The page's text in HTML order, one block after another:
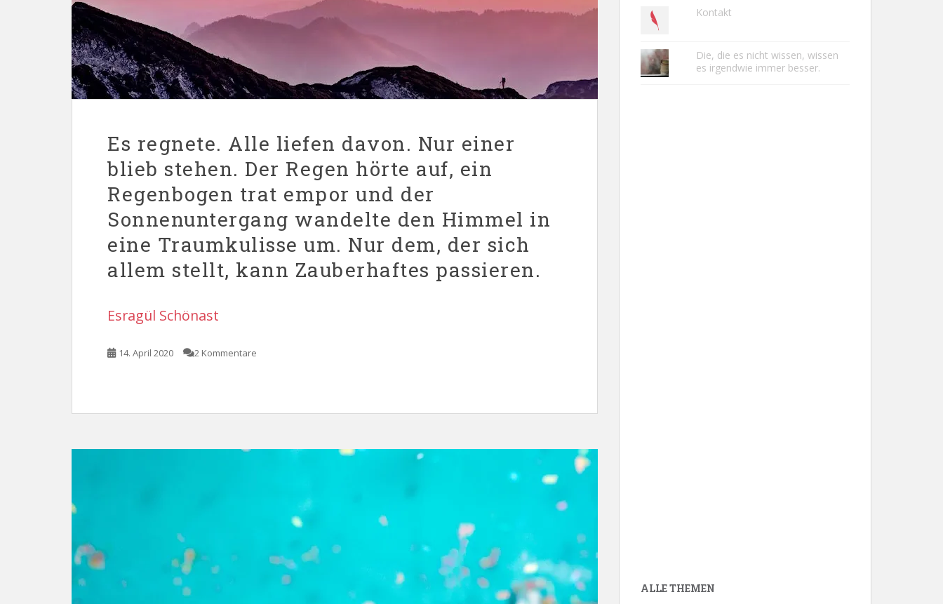
Es regnete. Alle liefen davon. Nur einer
blieb stehen. Der Regen hörte auf, ein
Regenbogen trat empor und der
Sonnenuntergang wandelte den Himmel in
eine Traumkulisse um. Nur dem, der sich
allem stellt, kann Zauberhaftes passieren.
Esragül Schönast
14. April 2020 2 Kommentare
Kontakt
Die, die es nicht wissen, wissen
es irgendwie immer besser.
ALLE THEMEN